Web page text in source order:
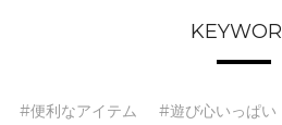
#便利なアイテム #遊び心いっぱい